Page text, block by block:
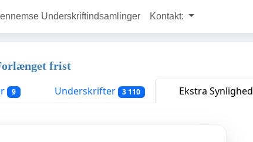
Underskriftindsamlinger Kontakt:
frist
9 Underskrifter 3 110 Ekstra Synlighed